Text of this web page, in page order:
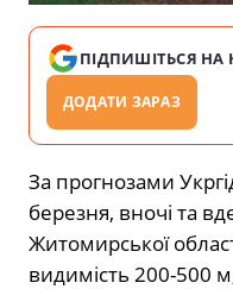
ПІДПИШІТЬСЯ НА
ДОДАТИ ЗАРАЗ
За прогнозами
березня, вночі та
Житомирської
видимість 200-500